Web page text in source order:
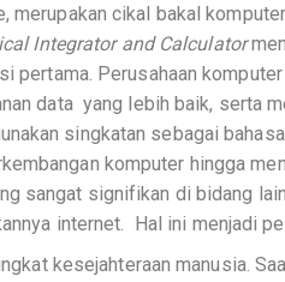
merupakan cikal bakal
Integrator and Calculator
pertama. Perusahaan
data yang lebih baik, serta
singkatan sebagai
komputer hingga
sangat signifikan di bidang
internet. Hal ini menjadi
kesejahteraan manusia.